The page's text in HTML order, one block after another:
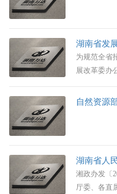
为规范全省
展改革委办
省招标公告
湘政办发〔
厅委、各直